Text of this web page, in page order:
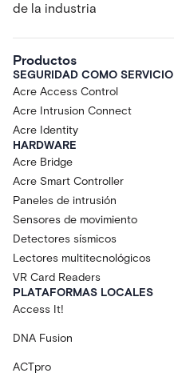
de la industria
Productos
SEGURIDAD COMO SERVICIO
Acre Access Control
Acre Intrusion Connect
Acre Identity
HARDWARE
Acre Bridge
Acre Smart Controller
Paneles de intrusión
Sensores de movimiento
Detectores sísmicos
Lectores multitecnológicos
VR Card Readers
PLATAFORMAS LOCALES
Access It!
DNA Fusion
ACTpro